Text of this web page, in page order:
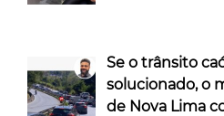
Se o trânsito
solucionado, o
de Nova Lima